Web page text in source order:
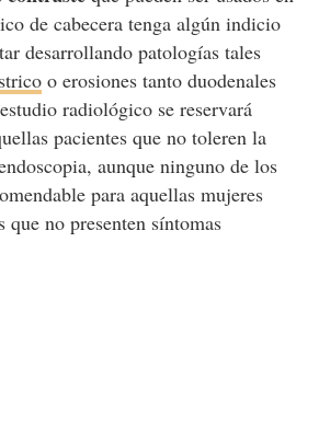
de cabecera tenga algún indicio
desarrollando patologías tales
o erosiones tanto duodenales
radiológico se reservará
pacientes que no toleren la
aunque ninguno de los
para aquellas mujeres
que no presenten síntomas